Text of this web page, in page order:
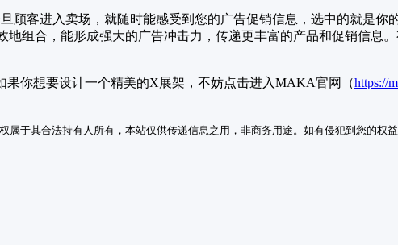
顾客进入卖场，就随时能感受到您的广告促销信息，选中的就是你
组合，能形成强大的广告冲击力，传递更丰富的产品和促销信息
你想要设计一个精美的X展架，不妨点击进入MAKA官网（https://
属于其合法持有人所有，本站仅供传递信息之用，非商务用途。如有侵犯到您的权